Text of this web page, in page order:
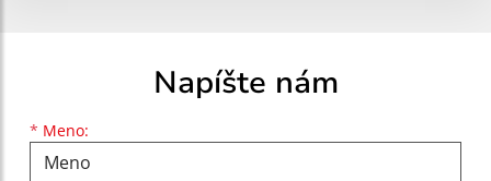
Napíšte nám
* Meno:
Meno
Priezvisko
E-mailová adresa